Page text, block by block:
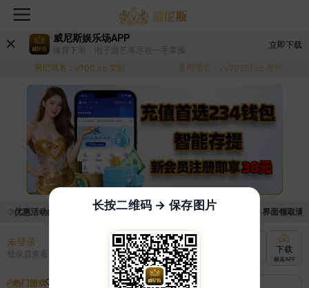
威尼斯娱乐场APP
体育下单，电子游艺等尽在一手掌握
立即下载
易记域名： v100.cc 复制 备用域名： vv20261.cc 复制
取优惠活动的手续麻烦，已新增优惠系统，现在可以前往【福利中心】界面领取
未登录
登录后查看 充值
快速到账
下载
极速APP
热门游戏
长按二维码 → 保存图片